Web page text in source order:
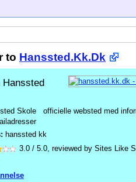
to Hanssted.Kk.Dk
Hanssted
Skole officielle websted med
hanssted kk
3.0 / 5.0, reviewed by Sites Like